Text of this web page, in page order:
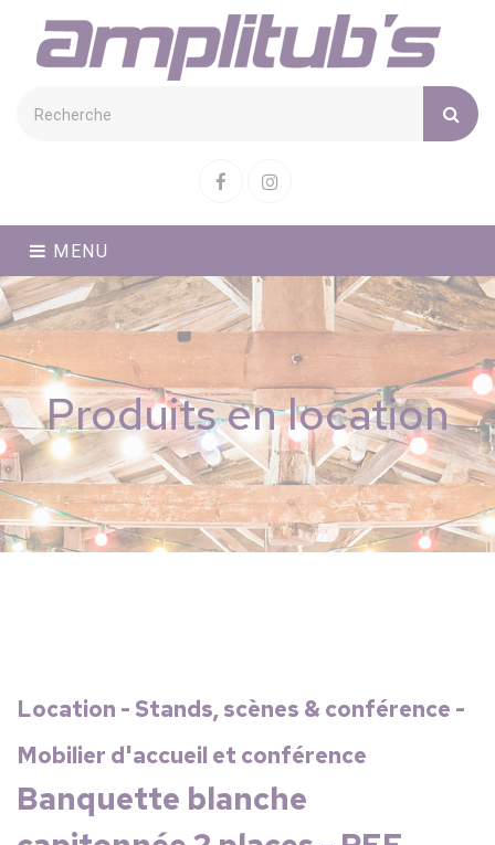
FacebookInstagram
MENU
Produits en location
Location - Stands, scènes & conférence -
Mobilier d'accueil et conférence
Banquette blanche
Cookies management panel